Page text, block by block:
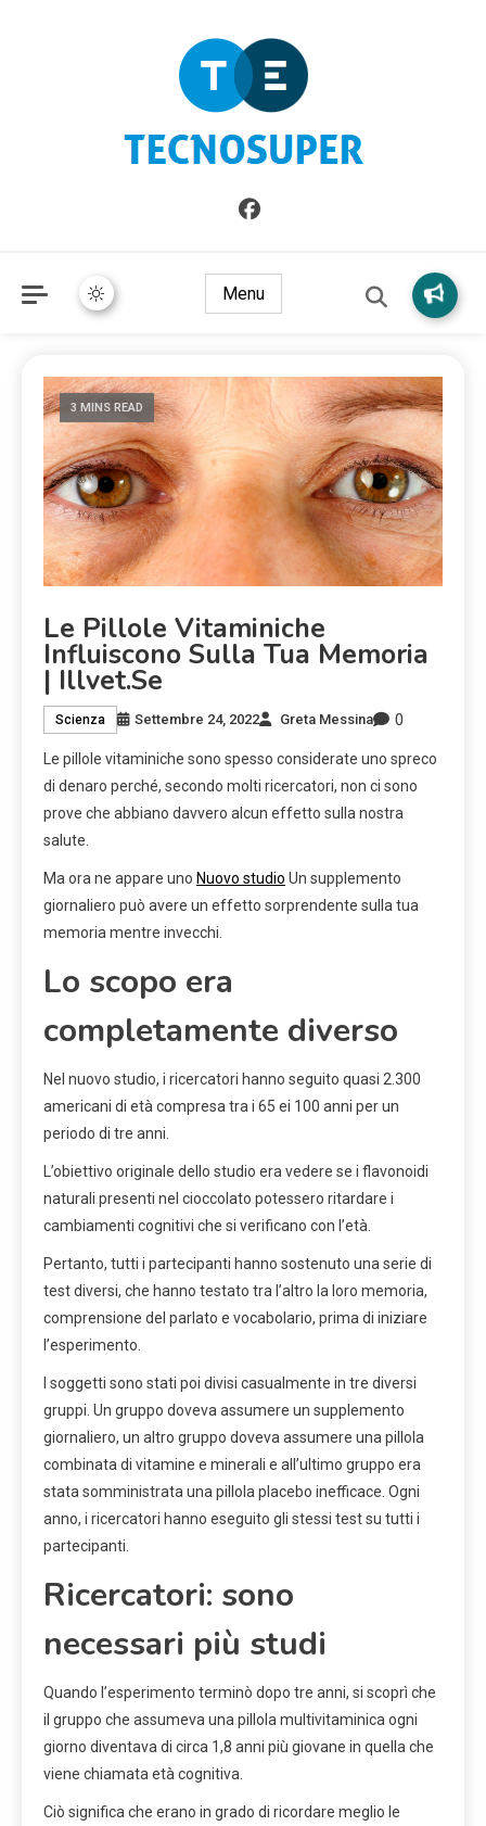
TecnoSuper.net
Informazioni sull'Italia. Seleziona gli argomenti di cui vuoi
saperne di più
Menu
3 MINS READ
Le Pillole Vitaminiche
Influiscono Sulla Tua Memoria
| Illvet.se
Scienza Settembre 24, 2022 Greta Messina 0
Le pillole vitaminiche sono spesso considerate uno spreco
di denaro perché, secondo molti ricercatori, non ci sono
prove che abbiano davvero alcun effetto sulla nostra
salute.
Ma ora ne appare uno Nuovo studio Un supplemento
giornaliero può avere un effetto sorprendente sulla tua
memoria mentre invecchi.
Lo scopo era
completamente diverso
Nel nuovo studio, i ricercatori hanno seguito quasi 2.300
americani di età compresa tra i 65 ei 100 anni per un
periodo di tre anni.
L’obiettivo originale dello studio era vedere se i flavonoidi
naturali presenti nel cioccolato potessero ritardare i
cambiamenti cognitivi che si verificano con l’età.
Pertanto, tutti i partecipanti hanno sostenuto una serie di
test diversi, che hanno testato tra l’altro la loro memoria,
comprensione del parlato e vocabolario, prima di iniziare
l’esperimento.
I soggetti sono stati poi divisi casualmente in tre diversi
gruppi. Un gruppo doveva assumere un supplemento
giornaliero, un altro gruppo doveva assumere una pillola
combinata di vitamine e minerali e all’ultimo gruppo era
stata somministrata una pillola placebo inefficace. Ogni
anno, i ricercatori hanno eseguito gli stessi test su tutti i
partecipanti.
Ricercatori: sono
necessari più studi
Quando l’esperimento terminò dopo tre anni, si scoprì che
il gruppo che assumeva una pillola multivitaminica ogni
giorno diventava di circa 1,8 anni più giovane in quella che
viene chiamata età cognitiva.
Ciò significa che erano in grado di ricordare meglio le